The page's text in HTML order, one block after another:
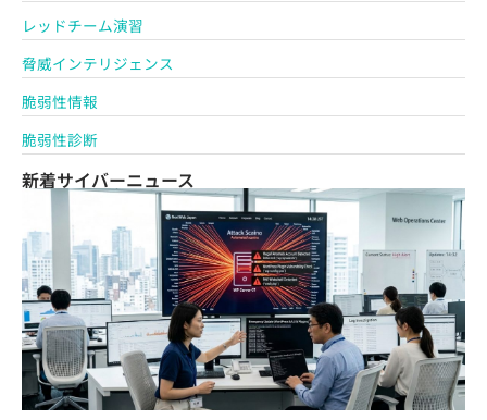
レッドチーム演習
脅威インテリジェンス
脆弱性情報
脆弱性診断
新着サイバーニュース